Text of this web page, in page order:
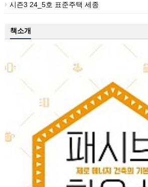
시즌3 24_5호 표준주택 세종
책소개